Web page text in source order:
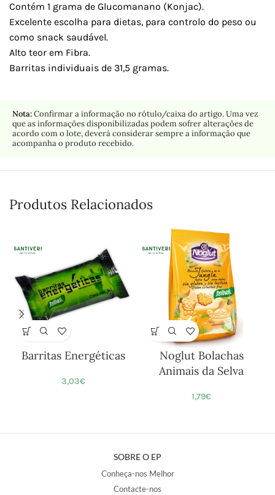
Contém 1 grama de Glucomanano (Konjac).
Excelente escolha para dietas, para controlo do peso ou
como snack saudável.
Alto teor em Fibra.
Barritas individuais de 31,5 gramas.
Nota:Confirmar a informação no rótulo/caixa do artigo. Uma vez
que as informações disponibilizadas podem sofrer alterações de
acordo com o lote, deverá considerar sempre a informação que
acompanha o produto recebido.
Produtos Relacionados
Barritas Energéticas
3,03€
Noglut Bolachas
Animais da Selva
1,79€
SOBRE O EP
Conheça-nos Melhor
Contacte-nos